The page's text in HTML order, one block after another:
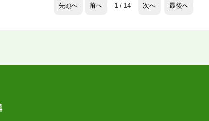
先頭へ 前へ 1/ 14 次へ 最後へ